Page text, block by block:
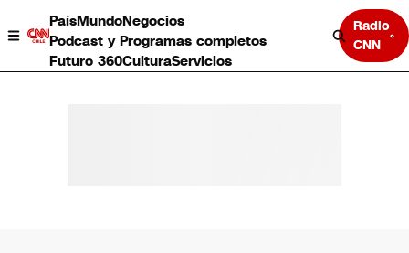
PaísMundoNegocios
Podcast y Programas completos
Futuro 360CulturaServicios
Radio
CNN